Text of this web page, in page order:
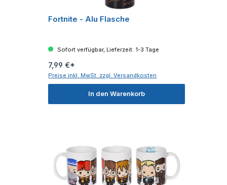
Fortnite - Alu Flasche
Sofort verfügbar, Lieferzeit: 1-3 Tage
7,99 €*
Preise inkl. MwSt. zzgl. Versandkosten
In den Warenkorb